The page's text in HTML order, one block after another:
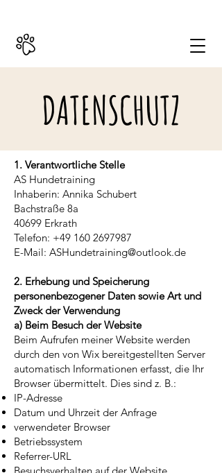
DATENSCHUTZ
1. Verantwortliche Stelle
AS Hundetraining
Inhaberin: Annika Schubert
Bachstraße 8a
40699 Erkrath
Telefon: +49 160 2697987
E-Mail: ASHundetraining@outlook.de
2. Erhebung und Speicherung
personenbezogener Daten sowie Art und
Zweck der Verwendung
a) Beim Besuch der Website
Beim Aufrufen meiner Website werden
durch den von Wix bereitgestellten Server
automatisch Informationen erfasst, die Ihr
Browser übermittelt. Dies sind z. B.:
IP-Adresse
Datum und Uhrzeit der Anfrage
verwendeter Browser
Betriebssystem
Referrer-URL